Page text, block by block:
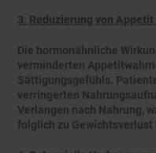
3. Reduzierung von
Die hormonähnliche
verminderten
Sättigungsgefühls.
verringerten
Verlangen nach Nahrung,
folglich zu Gewichtsverlust